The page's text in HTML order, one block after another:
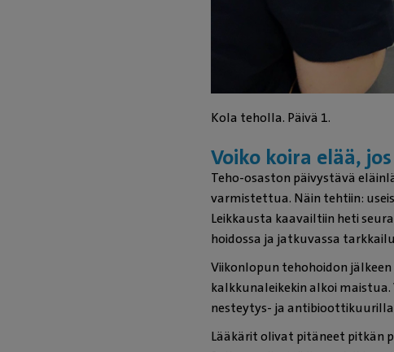
Kola teholla. Päivä 1.
Voiko koira elää,
Teho-osaston päivystävä
varmistettua. Näin tehtiin:
Leikkausta kaavailtiin heti
hoidossa ja jatkuvassa
Viikonlopun tehohoidon
kalkkunaleikekin alkoi
nesteytys- ja
Lääkärit olivat pitäneet pitkän